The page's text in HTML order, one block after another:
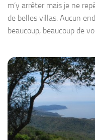
m’y arrêter mais je ne
de belles villas. Aucun
beaucoup, beaucoup de